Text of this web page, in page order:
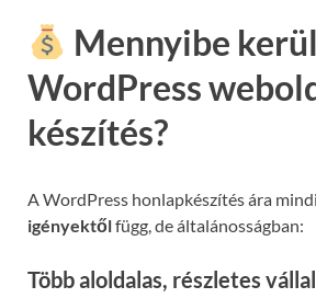
Mennyibe
WordPress
készítés?
A WordPress honlapkészítés ára
igényektőlfügg, de általánosságban:
Több aloldalas, részletes